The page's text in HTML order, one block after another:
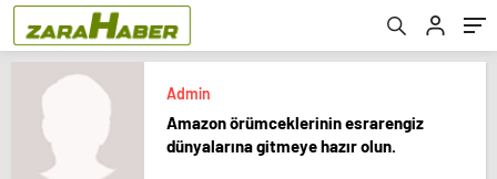
Admin
Amazon örümceklerinin esrarengiz
dünyalarına gitmeye hazır olun.